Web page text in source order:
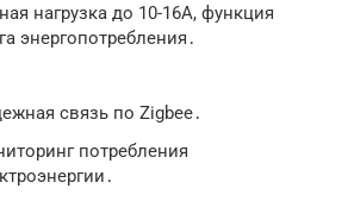
нагрузка до 10-16А, функция
энергопотребления․
связь по Zigbee․
потребления